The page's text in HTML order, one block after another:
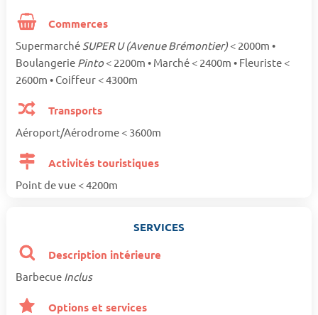
Commerces
Supermarché SUPER U (Avenue Brémontier) < 2000m •
Boulangerie Pinto< 2200m • Marché < 2400m • Fleuriste <
2600m • Coiffeur < 4300m
Transports
Aéroport/Aérodrome < 3600m
Activités touristiques
Point de vue < 4200m
SERVICES
Description intérieure
Barbecue Inclus
Options et services